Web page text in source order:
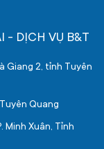
- DỊCH VỤ B&T
Giang 2, tỉnh Tuyên
Quang
Minh Xuân, Tỉnh